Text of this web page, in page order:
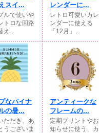
スイ...
ルで使いや
トロな回路
え...
レンダーに...
レトロ可愛いカレ
ンダーに使える
「12月」...
なパイナ
の暑...
ただき、あ
うございま
アンティークな
フレームの...
定期プリントやお
知らせに使う、カ